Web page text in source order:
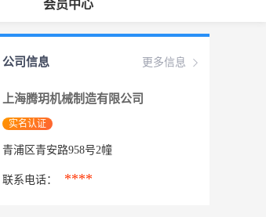
会员中心
更多信息
公司信息
上海腾玥机械制造有限公司
实名认证
青浦区青安路958号2幢
联系电话： ****